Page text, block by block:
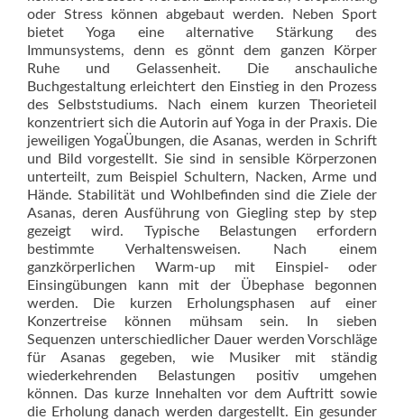
oder Stress können abgebaut werden. Neben Sport
bietet Yoga eine alternative Stärkung des
Immunsystems, denn es gönnt dem ganzen Körper
Ruhe und Gelassenheit. Die anschauliche
Buchgestaltung erleichtert den Einstieg in den Prozess
des Selbststudiums. Nach einem kurzen Theorieteil
konzentriert sich die Autorin auf Yoga in der Praxis. Die
jeweiligen YogaÜbungen, die Asanas, werden in Schrift
und Bild vorgestellt. Sie sind in sensible Körperzonen
unterteilt, zum Beispiel Schultern, Nacken, Arme und
Hände. Stabilität und Wohlbefinden sind die Ziele der
Asanas, deren Ausführung von Giegling step by step
gezeigt wird. Typische Belastungen erfordern
bestimmte Verhaltensweisen. Nach einem
ganzkörperlichen Warm-up mit Einspiel- oder
Einsingübungen kann mit der Übephase begonnen
werden. Die kurzen Erholungsphasen auf einer
Konzertreise können mühsam sein. In sieben
Sequenzen unterschiedlicher Dauer werden Vorschläge
für Asanas gegeben, wie Musiker mit ständig
wiederkehrenden Belastungen positiv umgehen
können. Das kurze Innehalten vor dem Auftritt sowie
die Erholung danach werden dargestellt. Ein gesunder